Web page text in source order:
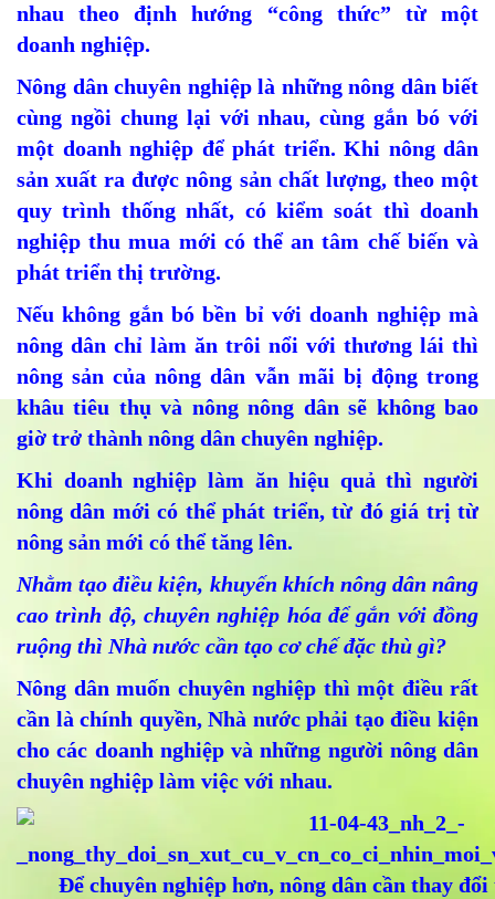
nhau theo định hướng “công thức” từ một
doanh nghiệp.
Nông dân chuyên nghiệp là những nông dân biết
cùng ngồi chung lại với nhau, cùng gắn bó với
một doanh nghiệp để phát triển. Khi nông dân
sản xuất ra được nông sản chất lượng, theo một
quy trình thống nhất, có kiểm soát thì doanh
nghiệp thu mua mới có thể an tâm chế biến và
phát triển thị trường.
Nếu không gắn bó bền bỉ với doanh nghiệp mà
nông dân chỉ làm ăn trôi nổi với thương lái thì
nông sản của nông dân vẫn mãi bị động trong
khâu tiêu thụ và nông nông dân sẽ không bao
giờ trở thành nông dân chuyên nghiệp.
Khi doanh nghiệp làm ăn hiệu quả thì người
nông dân mới có thể phát triển, từ đó giá trị từ
nông sản mới có thể tăng lên.
Nhằm tạo điều kiện, khuyến khích nông dân nâng
cao trình độ, chuyên nghiệp hóa để gắn với đồng
ruộng thì Nhà nước cần tạo cơ chế đặc thù gì?
Nông dân muốn chuyên nghiệp thì một điều rất
cần là chính quyền, Nhà nước phải tạo điều kiện
cho các doanh nghiệp và những người nông dân
chuyên nghiệp làm việc với nhau.
Để chuyên nghiệp hơn, nông dân cần thay